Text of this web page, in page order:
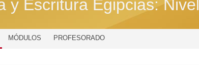
y Escritura Egipcias:
MÓDULOS PROFESORADO